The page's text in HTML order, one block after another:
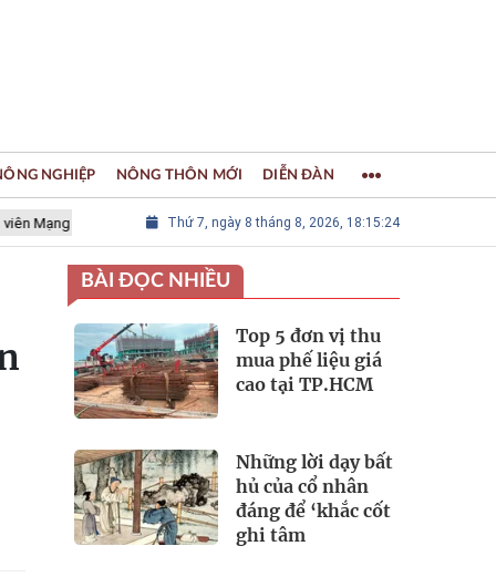
lưới các Thành phố Thủ công sáng tạo Thế giới LÀNG NGHỀ
Thứ 7, ngày 8 tháng 8, 2026, 18:15:25
NGHIỆP NÔNG THÔN MỚI DIỄN ĐÀN
BÀI ĐỌC NHIỀU
Top 5 đơn vị thu
mua phế liệu giá
cao tại TP.HCM
Những lời dạy bất
hủ của cổ nhân
đáng để ‘khắc cốt
ghi tâm